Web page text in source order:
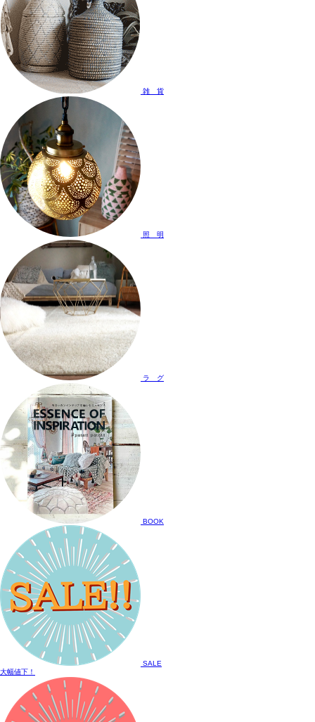
雑 貨
照 明
ラ グ
BOOK
SALE
大幅値下！